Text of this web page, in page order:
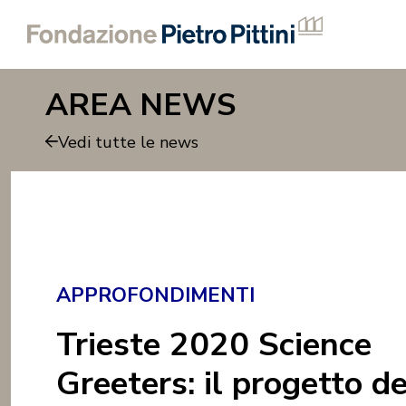
AREA NEWS
Vedi tutte le news
APPROFONDIMENTI
Trieste 2020 Science
Greeters: il progetto